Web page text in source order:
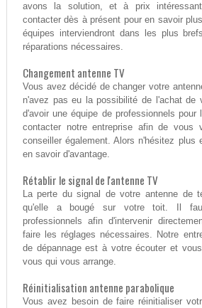
avons la solution, et à prix
contacter dès à présent pour en savoir
équipes interviendront dans les plus
réparations nécessaires.
Changement antenne TV
Vous avez décidé de changer votre
n'avez pas eu la possibilité de l'achat de
d'avoir une équipe de professionnels pour
contacter notre entreprise afin de vous
conseiller également. Alors n'hésitez plus
en savoir d'avantage.
Rétablir le signal de l'antenne TV
La perte du signal de votre antenne de
qu'elle a bougé sur votre toit. Il
professionnels afin d'intervenir
faire les réglages nécessaires. Notre
de dépannage est à votre écouter et
vous qui vous arrange.
Réinitialisation antenne parabolique
Vous avez besoin de faire réinitialiser